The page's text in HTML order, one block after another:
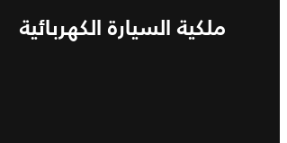
ملكية السيارة الكهربائية